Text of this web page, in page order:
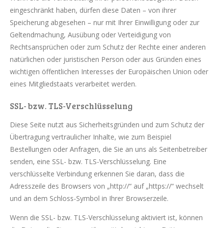
eingeschränkt haben, dürfen diese Daten – von ihrer
Speicherung abgesehen – nur mit Ihrer Einwilligung oder zur
Geltendmachung, Ausübung oder Verteidigung von
Rechtsansprüchen oder zum Schutz der Rechte einer anderen
natürlichen oder juristischen Person oder aus Gründen eines
wichtigen öffentlichen Interesses der Europäischen Union oder
eines Mitgliedstaats verarbeitet werden.
SSL- bzw. TLS-Verschlüsselung
Diese Seite nutzt aus Sicherheitsgründen und zum Schutz der
Übertragung vertraulicher Inhalte, wie zum Beispiel
Bestellungen oder Anfragen, die Sie an uns als Seitenbetreiber
senden, eine SSL- bzw. TLS-Verschlüsselung. Eine
verschlüsselte Verbindung erkennen Sie daran, dass die
Adresszeile des Browsers von „http://“ auf „https://“ wechselt
und an dem Schloss-Symbol in Ihrer Browserzeile.
Wenn die SSL- bzw. TLS-Verschlüsselung aktiviert ist, können